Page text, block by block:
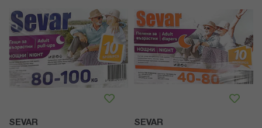
SEVAR SEVAR